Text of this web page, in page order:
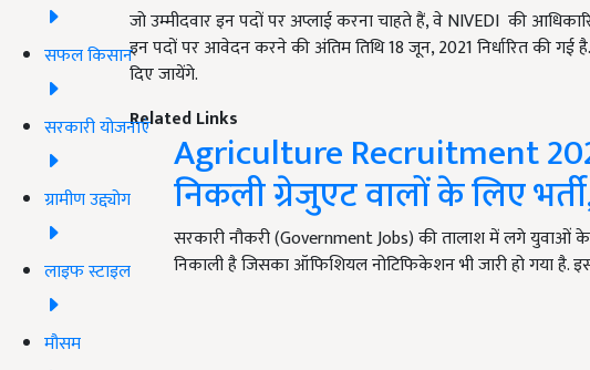
सफल किसान
सरकारी योजनाएं
ग्रामीण उद्द्योग
लाइफ स्टाइल
मौसम
जो उम्मीदवार इन पदों पर अप्लाई करना चाहते हैं, वे NIVEDI की
इन पदों पर आवेदन करने की अंतिम तिथि 18 जून, 2021 निर्धारित की
दिए जायेंगे.
Related Links
Agriculture Recruitment
निकली ग्रेजुएट वालों के लिए
सरकारी नौकरी (Government Jobs) की तालाश में लगे युवाओं के
निकाली है जिसका ऑफिशियल नोटिफिकेशन भी जारी हो गया है.